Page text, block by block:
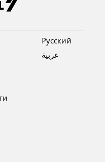
Pусский
عربية